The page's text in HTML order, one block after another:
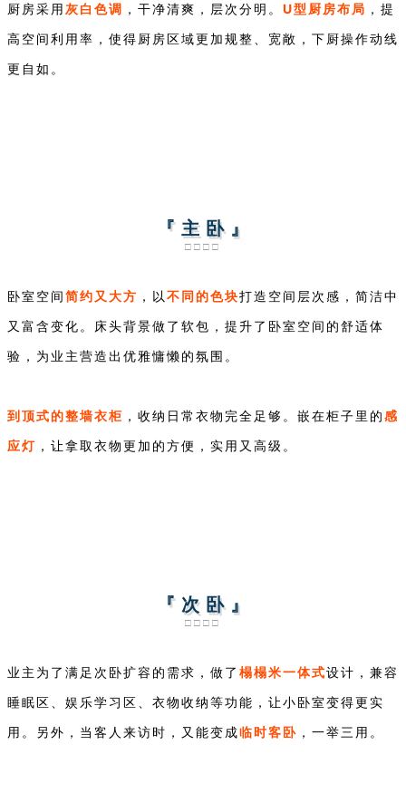
厨房采用 灰白色调 ，干净清爽，层次分明。 U型厨房布局 ，提
高空间利用率，使得厨房区域更加规整、宽敞，下厨操作动线
更自如。
『 主 卧 』
□□□□
卧室空间 简约又大方 ，以 不同的色块打造空间层次感，简洁中
又富含变化。床头背景做了软包，提升了卧室空间的舒适体
验，为业主营造出优雅慵懒的氛围。
到顶式的整墙衣柜 ，收纳日常衣物完全足够。嵌在柜子里的 感
应灯 ，让拿取衣物更加的方便，实用又高级。
『 次 卧 』
□□□□
业主为了满足次卧扩容的需求，做了 榻榻米一体式设计，兼容
睡眠区、娱乐学习区、衣物收纳等功能，让小卧室变得更实
用。另外，当客人来访时，又能变成临时客卧 ，一举三用。